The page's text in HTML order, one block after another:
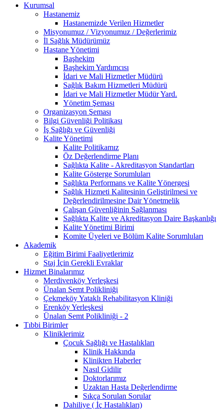
Kurumsal
Hastanemiz
Hastanemizde Verilen Hizmetler
Misyonumuz / Vizyonumuz / Değerlerimiz
İl Sağlık Müdürümüz
Hastane Yönetimi
Başhekim
Başhekim Yardımcısı
İdari ve Mali Hizmetler Müdürü
Sağlık Bakım Hizmetleri Müdürü
İdari ve Mali Hizmetler Müdür Yard.
Yönetim Şeması
Organizasyon Şeması
Bilgi Güvenliği Politikası
İş Sağlığı ve Güvenliği
Kalite Yönetimi
Kalite Politikamız
Öz Değerlendirme Planı
Sağlıkta Kalite - Akreditasyon Standartları
Kalite Gösterge Sorumluları
Sağlıkta Performans ve Kalite Yönergesi
Sağlık Hizmeti Kalitesinin Geliştirilmesi ve
Değerlendirilmesine Dair Yönetmelik
Çalışan Güvenliğinin Sağlanması
Sağlıkta Kalite ve Akreditasyon Daire Başkanlığı
Kalite Yönetimi Birimi
Komite Üyeleri ve Bölüm Kalite Sorumluları
Akademik
Eğitim Birimi Faaliyetlerimiz
Staj İçin Gerekli Evraklar
Hizmet Binalarımız
Merdivenköy Yerleşkesi
Ünalan Semt Polikliniği
Çekmeköy Yataklı Rehabilitasyon Kliniği
Erenköy Yerleşkesi
Ünalan Semt Polikliniği - 2
Tıbbi Birimler
Kliniklerimiz
Çocuk Sağlığı ve Hastalıkları
Klinik Hakkında
Klinikten Haberler
Nasıl Gidilir
Doktorlarımız
Uzaktan Hasta Değerlendirme
Sıkça Sorulan Sorular
Dahiliye ( İç Hastalıkları)